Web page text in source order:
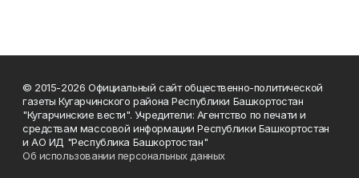
© 2015-2026 Официальный сайт общественно-политической
газеты Кугарчинского района Республики Башкортостан
"Кугарчинские вести". Учредители: Агентство по печати и
средствам массовой информации Республики Башкортостан
и АО ИД "Республика Башкортостан"
Об использовании персональных данных